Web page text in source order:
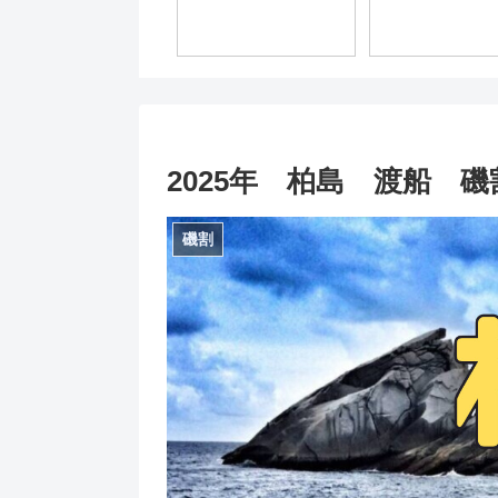
2025年 柏島 渡船 磯
磯割